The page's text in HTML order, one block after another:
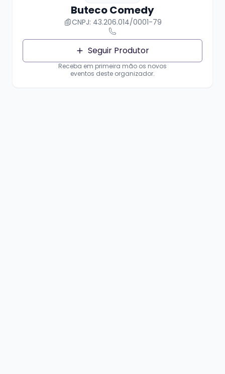
Buteco Comedy
CNPJ: 43.206.014/0001-79
Seguir Produtor
Receba em primeira mão os novos
eventos deste organizador.